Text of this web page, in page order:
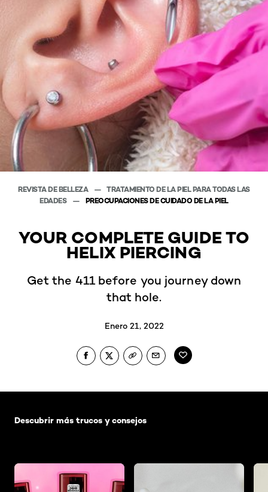
REVISTA DE BELLEZA
TRATAMIENTO DE LA PIEL PARA TODAS LAS
EDADES
PREOCUPACIONES DE CUIDADO DE LA PIEL
YOUR COMPLETE GUIDE TO
HELIX PIERCING
Get the 411 before you journey down
that hole.
Enero 21, 2022
Descubrir más trucos y consejos